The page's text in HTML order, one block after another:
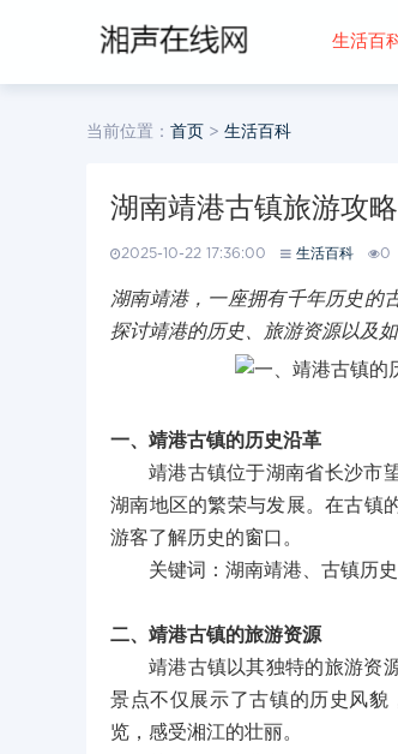
生活百
当前位置： 首页 > 生活百科
湖南靖港古镇旅游攻
2025-10-22 17:36:00 生活百科 0
湖南靖港，一座拥有千年历史的
探讨靖港的历史、旅游资源以及
一、靖港古镇的历史沿革
靖港古镇位于湖南省长沙市
湖南地区的繁荣与发展。在古镇
游客了解历史的窗口。
关键词：湖南靖港、古镇历
二、靖港古镇的旅游资源
靖港古镇以其独特的旅游资
景点不仅展示了古镇的历史风
览，感受湘江的壮丽。